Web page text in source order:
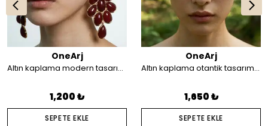
OneArj
Altın kaplama modern tasarım küpe
1,200 ₺
SEPETE EKLE
OneArj
Altın kaplama otantik tasarım saç aksesuarı
1,650 ₺
SEPETE EKLE